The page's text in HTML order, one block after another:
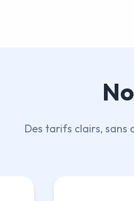
Des tarifs clairs, sans